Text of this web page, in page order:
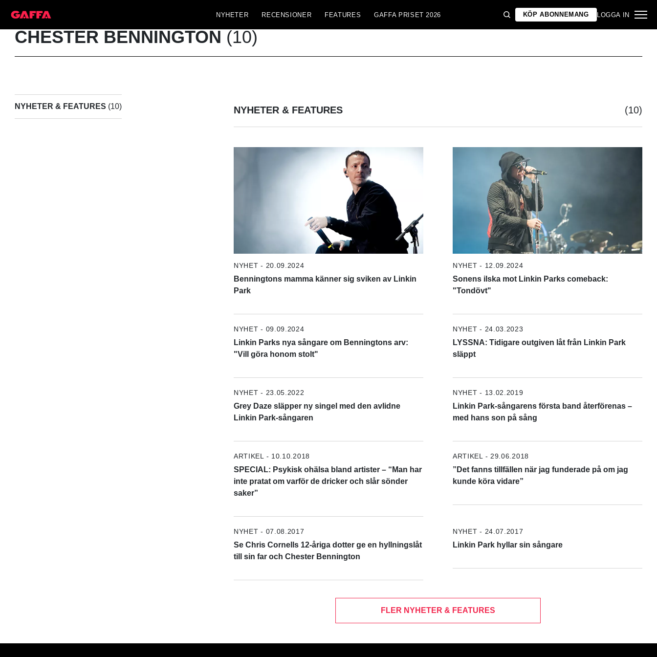
NYHETER RECENSIONER FEATURES GAFFA PRISET 2026 KÖP ABONNEMANG LOGGA IN
CHESTER BENNINGTON (10)
NYHETER & FEATURES (10) NYHETER & FEATURES (10)
NYHET - 20.09.2024
Benningtons mamma känner sig sviken av Linkin
Park
NYHET - 12.09.2024
Sonens ilska mot Linkin Parks comeback:
"Tondövt"
NYHET - 09.09.2024
Linkin Parks nya sångare om Benningtons arv:
"Vill göra honom stolt"
NYHET - 24.03.2023
LYSSNA: Tidigare outgiven låt från Linkin Park
släppt
NYHET - 23.05.2022
Grey Daze släpper ny singel med den avlidne
Linkin Park-sångaren
NYHET - 13.02.2019
Linkin Park-sångarens första band återförenas –
med hans son på sång
ARTIKEL - 10.10.2018
SPECIAL: Psykisk ohälsa bland artister – “Man har
inte pratat om varför de dricker och slår sönder
saker”
ARTIKEL - 29.06.2018
”Det fanns tillfällen när jag funderade på om jag
kunde köra vidare”
NYHET - 07.08.2017
Se Chris Cornells 12-åriga dotter ge en hyllningslåt
till sin far och Chester Bennington
NYHET - 24.07.2017
Linkin Park hyllar sin sångare
FLER NYHETER & FEATURES